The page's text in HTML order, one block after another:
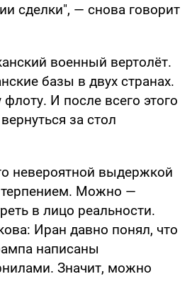
сделки", — снова говорит
военный вертолёт.
базы в двух странах.
И после всего этого
за стол
невероятной выдержкой
терпением. Можно —
в лицо реальности.
Иран давно понял, что
написаны
Значит, можно